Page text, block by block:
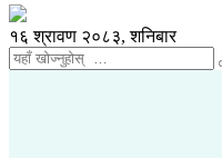
१६ श्रावण २०८३, शनिबार